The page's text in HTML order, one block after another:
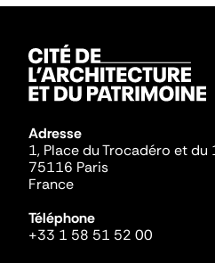
Adresse
1, Place du Trocadéro et du
75116 Paris
France
Téléphone
+33 1 58 51 52 00